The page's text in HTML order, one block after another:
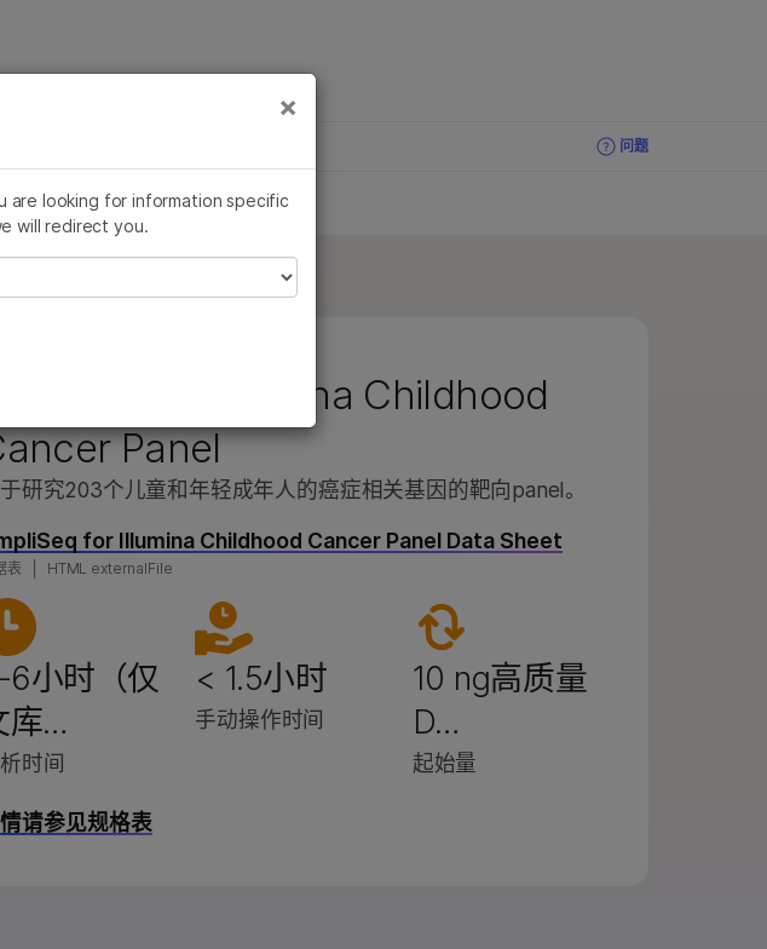
问题
问题
AmpliSeq for Illumina Childhood
Panel
研究203个儿童和年轻成年人的癌症相关基因的靶向panel。
for Illumina Childhood Cancer Panel Data Sheet
表 HTML externalFile
6小时（仅
库…
时间
< 1.5小时
手动操作时间
10 ng高质量
D…
起始量
请参见规格表
×
殖健康
传病和罕见病
×
are looking for information specific
will redirect you.